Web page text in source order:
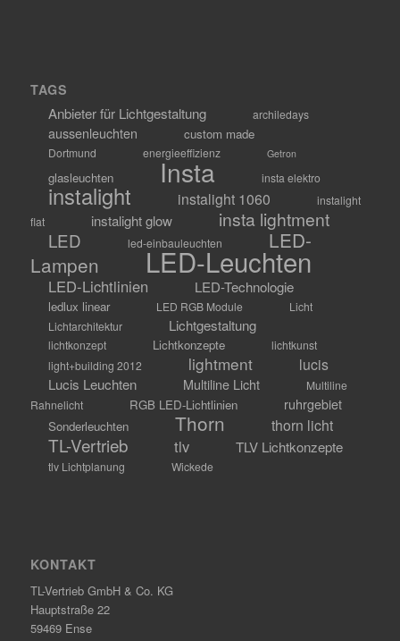
TAGS
Anbieter für Lichtgestaltung archiledays
aussenleuchten custom made
Dortmund energieeffizienz Getron
glasleuchten Insta insta elektro
instalight instalight 1060
instalight
flat
instalight glow
insta lightment
LED
led-einbauleuchten
LED-
Lampen
LED-Leuchten
LED-Lichtlinien LED-Technologie
ledlux linear LED RGB Module
Licht
Lichtarchitektur
Lichtgestaltung
lichtkonzept Lichtkonzepte
lichtkunst
light+building 2012
lightment lucis
Lucis Leuchten Multiline Licht
Multiline
Rahnelicht
RGB LED-Lichtlinien ruhrgebiet
Sonderleuchten Thorn thorn licht
TL-Vertrieb tlv TLV Lichtkonzepte
tlv Lichtplanung Wickede
KONTAKT
TL-Vertrieb GmbH & Co. KG
Hauptstraße 22
59469 Ense